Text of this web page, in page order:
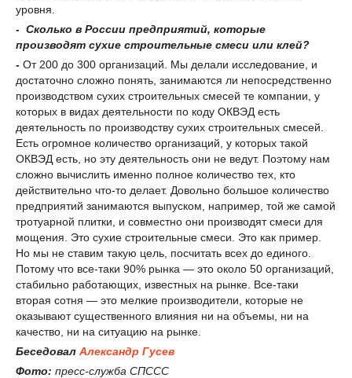
уровня.
- Сколько в России предприятий, которые
производят сухие строительные смеси или клей?
- От 200 до 300 организаций. Мы делали исследование, и
достаточно сложно понять, занимаются ли непосредственно
производством сухих строительных смесей те компании, у
которых в видах деятельности по коду ОКВЭД есть
деятельность по производству сухих строительных смесей.
Есть огромное количество организаций, у которых такой
ОКВЭД есть, но эту деятельность они не ведут. Поэтому нам
сложно вычислить именно полное количество тех, кто
действительно что-то делает. Довольно большое количество
предприятий занимаются выпуском, например, той же самой
тротуарной плитки, и совместно они производят смеси для
мощения. Это сухие строительные смеси. Это как пример.
Но мы не ставим такую цель, посчитать всех до единого.
Потому что все-таки 90% рынка — это около 50 организаций,
стабильно работающих, известных на рынке. Все-таки
вторая сотня — это мелкие производители, которые не
оказывают существенного влияния ни на объемы, ни на
качество, ни на ситуацию на рынке.
Беседовал Александр Гусев
Фото: пресс-служба СПССС